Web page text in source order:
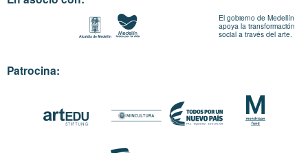
El gobierno de Medellín
apoya la transformación
social a través del arte.
Patrocina: